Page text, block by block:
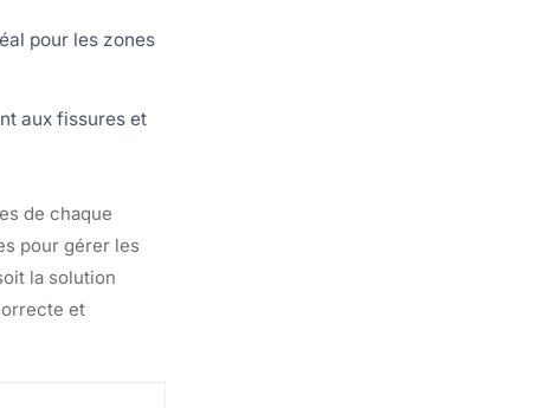
pour les zones
aux fissures et
de chaque
pour gérer les
la solution
et